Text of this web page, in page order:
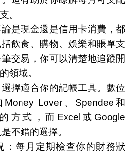
。
是現金還是信用卡消費，都
飲食、購物、娛樂和賬單支
交易，你可以清楚地追蹤開
領域。
擇適合你的記帳工具。數位
Lover、Spendee和
方式，而Excel或Google
不錯的選擇。
：每月定期檢查你的財務狀